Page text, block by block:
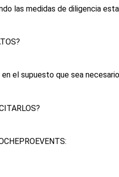
las medidas de diligencia
el supuesto que sea